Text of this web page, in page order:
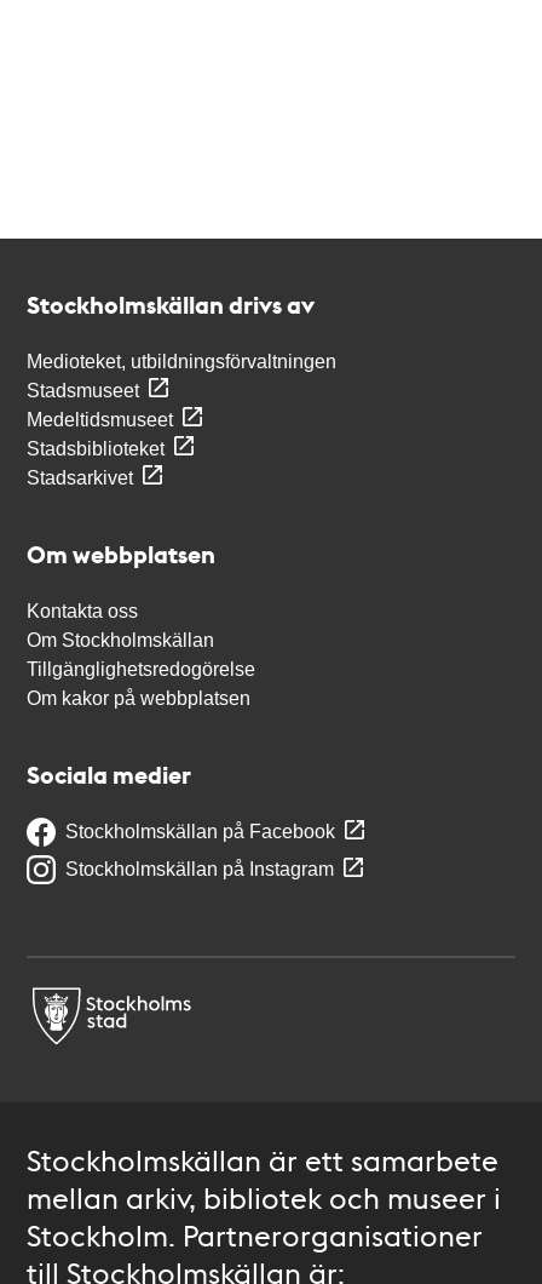
Stockholmskällan drivs av
Medioteket, utbildningsförvaltningen
Stadsmuseet
Medeltidsmuseet
Stadsbiblioteket
Stadsarkivet
Om webbplatsen
Kontakta oss
Om Stockholmskällan
Tillgänglighetsredogörelse
Om kakor på webbplatsen
Sociala medier
Stockholmskällan på Facebook
Stockholmskällan på Instagram
Stockholmskällan är ett samarbete
mellan arkiv, bibliotek och museer i
Stockholm. Partnerorganisationer
till Stockholmskällan är: